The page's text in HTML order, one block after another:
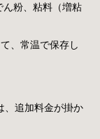
粉、粘料（増粘
、常温で保存し
、追加料金が掛か